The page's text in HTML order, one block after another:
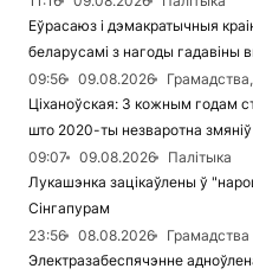
Еўрасаюз і дэмакратычныя
беларусамі з нагоды гадавіны
09:56
09.08.2026
Ціханоўская: З кожным годам
што 2020-ты незваротна
09:07
09.08.2026
Палітыка
Лукашэнка зацікаўлены ў
Сінгапурам
23:56
08.08.2026
Грамадства
Электразабеспячэнне